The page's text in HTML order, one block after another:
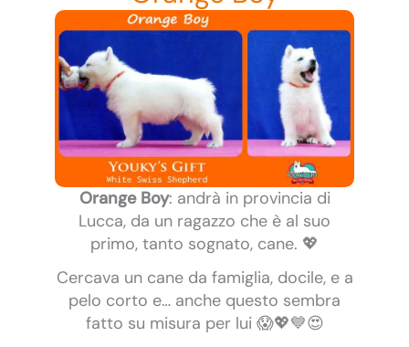
Orange Boy: andrà in provincia di
Lucca, da un ragazzo che è al suo
primo, tanto sognato, cane. 💖
Cercava un cane da famiglia, docile, e a
pelo corto e… anche questo sembra
fatto su misura per lui 😱💖💙😍